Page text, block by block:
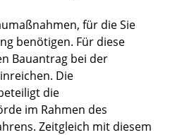
für die Sie
benötigen. Für diese
Bauantrag bei der
Die
die
im Rahmen des
Zeitgleich mit diesem